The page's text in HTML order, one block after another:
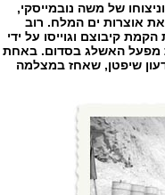
וניצוחו של משה נובמייסקי,
אוצרות ים המלח. רוב
קיבוצם וגוייסו על ידי
מפעל האשלג בסדום. באחת
שיפטן, שאחז במצלמה